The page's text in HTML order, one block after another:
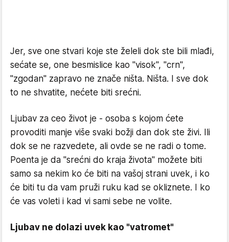
Jer, sve one stvari koje ste želeli dok ste bili mlađi,
sećate se, one besmislice kao "visok", "crn",
"zgodan" zapravo ne znače ništa. Ništa. I sve dok
to ne shvatite, nećete biti srećni.
Ljubav za ceo život je - osoba s kojom ćete
provoditi manje više svaki božji dan dok ste živi. Ili
dok se ne razvedete, ali ovde se ne radi o tome.
Poenta je da "srećni do kraja života" možete biti
samo sa nekim ko će biti na vašoj strani uvek, i ko
će biti tu da vam pruži ruku kad se okliznete. I ko
će vas voleti i kad vi sami sebe ne volite.
Ljubav ne dolazi uvek kao "vatromet"